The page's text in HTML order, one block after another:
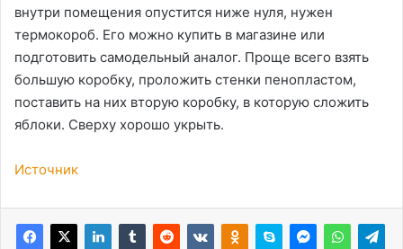
внутри помещения опустится ниже нуля, нужен
термокороб. Его можно купить в магазине или
подготовить самодельный аналог. Проще всего взять
большую коробку, проложить стенки пенопластом,
поставить на них вторую коробку, в которую сложить
яблоки. Сверху хорошо укрыть.
Источник